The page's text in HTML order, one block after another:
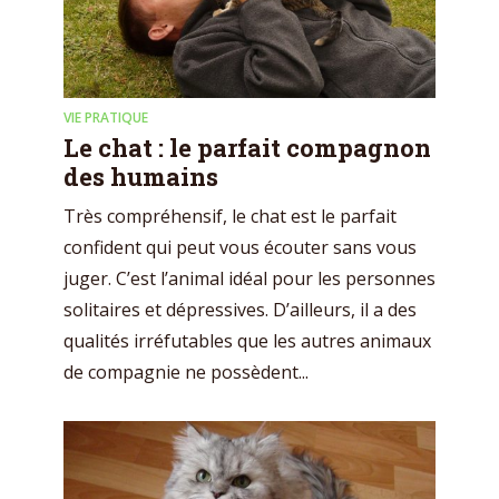
VIE PRATIQUE
Le chat : le parfait compagnon
des humains
Très compréhensif, le chat est le parfait
confident qui peut vous écouter sans vous
juger. C’est l’animal idéal pour les personnes
solitaires et dépressives. D’ailleurs, il a des
qualités irréfutables que les autres animaux
de compagnie ne possèdent...